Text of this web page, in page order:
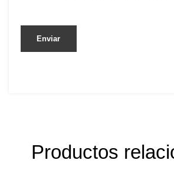
Productos